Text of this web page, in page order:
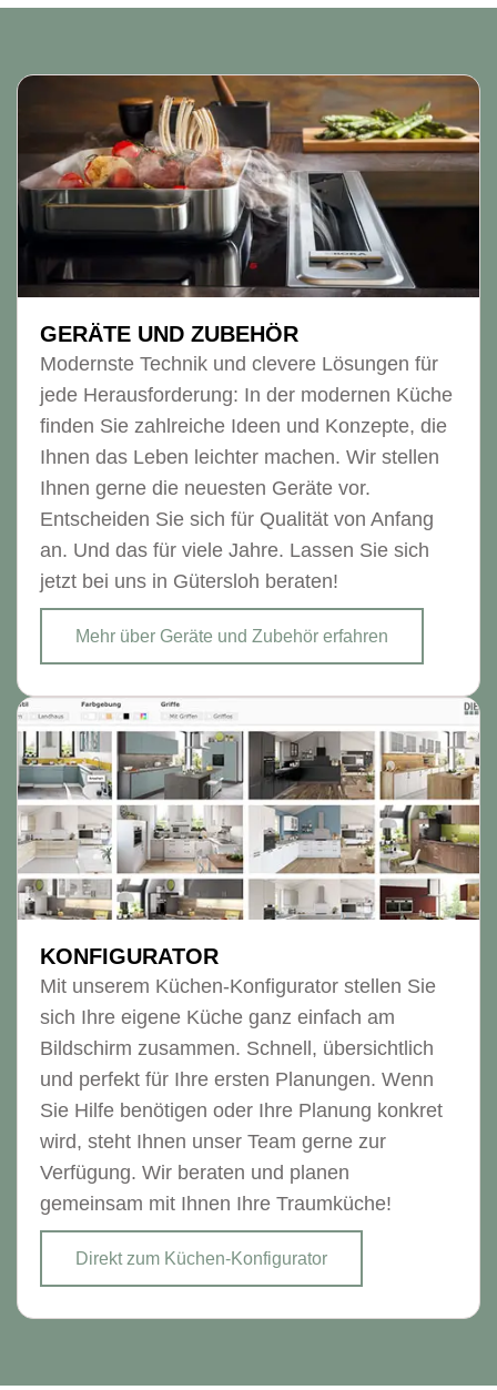
GERÄTE UND ZUBEHÖR
Modernste Technik und clevere Lösungen für
jede Herausforderung: In der modernen Küche
finden Sie zahlreiche Ideen und Konzepte, die
Ihnen das Leben leichter machen. Wir stellen
Ihnen gerne die neuesten Geräte vor.
Entscheiden Sie sich für Qualität von Anfang
an. Und das für viele Jahre. Lassen Sie sich
jetzt bei uns in Gütersloh beraten!
Mehr über Geräte und Zubehör erfahren
KONFIGURATOR
Mit unserem Küchen-Konfigurator stellen Sie
sich Ihre eigene Küche ganz einfach am
Bildschirm zusammen. Schnell, übersichtlich
und perfekt für Ihre ersten Planungen. Wenn
Sie Hilfe benötigen oder Ihre Planung konkret
wird, steht Ihnen unser Team gerne zur
Verfügung. Wir beraten und planen
gemeinsam mit Ihnen Ihre Traumküche!
Direkt zum Küchen-Konfigurator